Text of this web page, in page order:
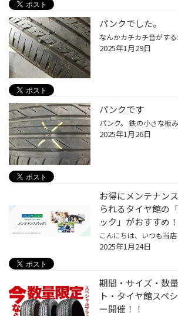
パンクでした。
2025年1月29日
パンクです
2025年1月26日
お得にメンテナン
られるタイヤ館の
ック」がおすすめ！
2025年1月24日
期間・サイズ・数
ト・タイヤ館スペ
ー開催！！